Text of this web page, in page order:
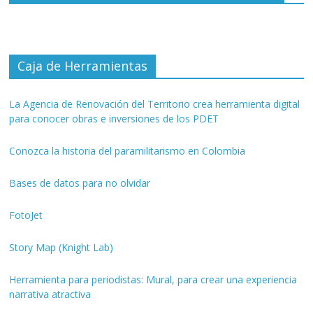
Caja de Herramientas
La Agencia de Renovación del Territorio crea herramienta digital
para conocer obras e inversiones de los PDET
Conozca la historia del paramilitarismo en Colombia
Bases de datos para no olvidar
FotoJet
Story Map (Knight Lab)
Herramienta para periodistas: Mural, para crear una experiencia
narrativa atractiva